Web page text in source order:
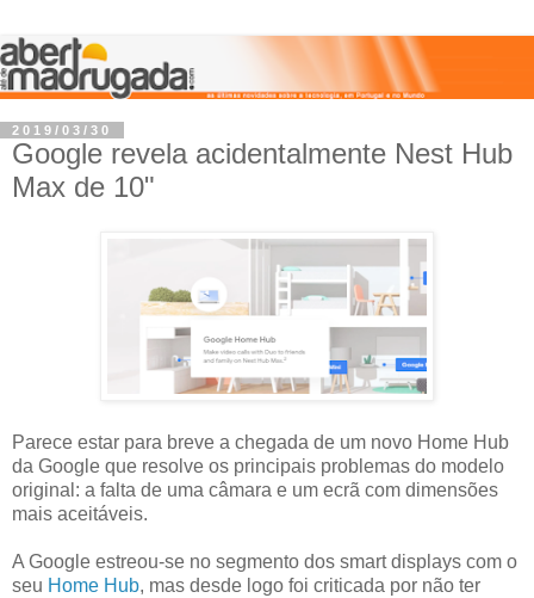
2019/03/30
Google revela acidentalmente Nest Hub
Max de 10"
Parece estar para breve a chegada de um novo Home Hub
da Google que resolve os principais problemas do modelo
original: a falta de uma câmara e um ecrã com dimensões
mais aceitáveis.
A Google estreou-se no segmento dos smart displays com o
seu Home Hub, mas desde logo foi criticada por não ter